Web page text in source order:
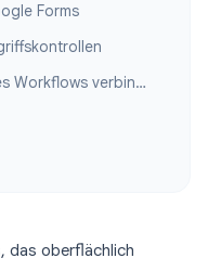
Forms
Google Forms mit dem Rest Ihres Workflows verbinden
das oberflächlich